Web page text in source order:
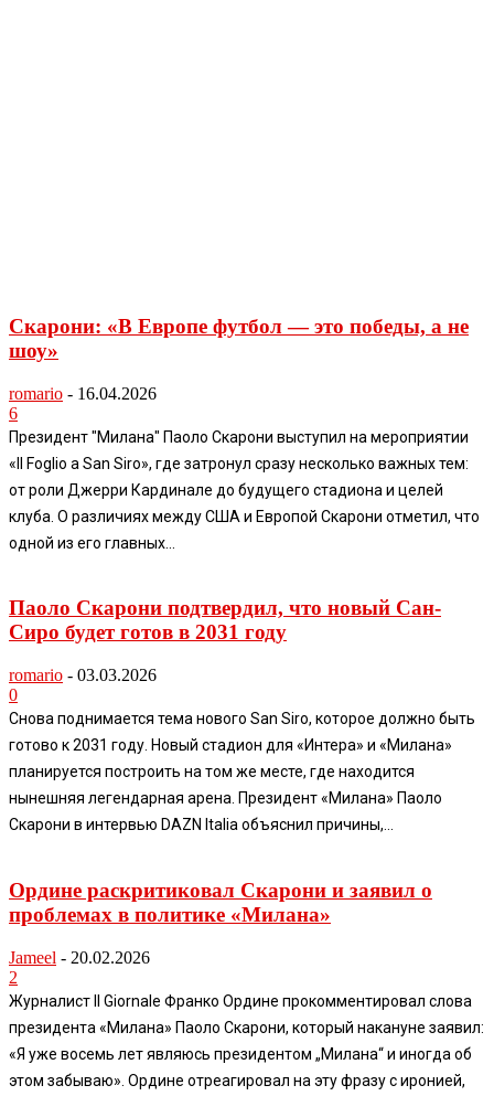
Скарони: «В Европе футбол — это победы, а не
шоу»
romario - 16.04.2026
6
Президент "Милана" Паоло Скарони выступил на мероприятии
«Il Foglio a San Siro», где затронул сразу несколько важных тем:
от роли Джерри Кардинале до будущего стадиона и целей
клуба. О различиях между США и Европой Скарони отметил, что
одной из его главных...
Паоло Скарони подтвердил, что новый Сан-
Сиро будет готов в 2031 году
romario - 03.03.2026
0
Снова поднимается тема нового San Siro, которое должно быть
готово к 2031 году. Новый стадион для «Интера» и «Милана»
планируется построить на том же месте, где находится
нынешняя легендарная арена. Президент «Милана» Паоло
Скарони в интервью DAZN Italia объяснил причины,...
Ордине раскритиковал Скарони и заявил о
проблемах в политике «Милана»
Jameel - 20.02.2026
2
Журналист Il Giornale Франко Ордине прокомментировал слова
президента «Милана» Паоло Скарони, который накануне заявил:
«Я уже восемь лет являюсь президентом „Милана“ и иногда об
этом забываю». Ордине отреагировал на эту фразу с иронией,